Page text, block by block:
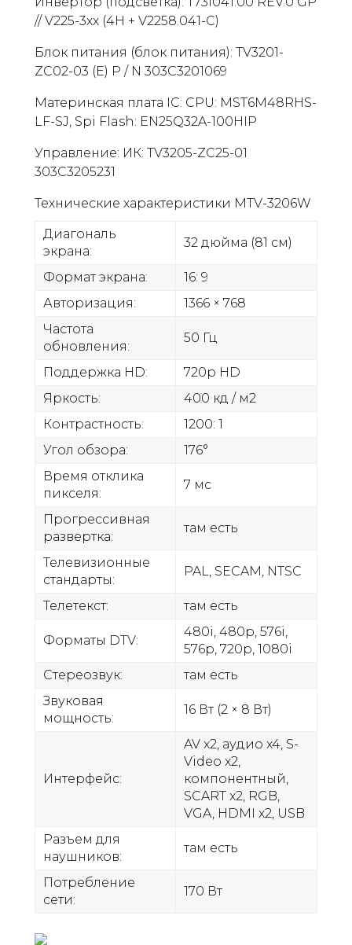
// V225-3xx (4H + V2258.041-C)
Блок питания (блок питания): TV3201-
ZC02-03 (E) P / N 303C3201069
Материнская плата IC: CPU: MST6M48RHS-
LF-SJ, Spi Flash: EN25Q32A-100HIP
Управление: ИК: TV3205-ZC25-01
303C3205231
Технические характеристики MTV-3206W
Диагональ
экрана:
32 дюйма (81 см)
Формат экрана:
16: 9
Авторизация:
1366 × 768
Частота
обновления:
50 Гц
Поддержка HD:
720p HD
Яркость:
400 кд / м2
Контрастность:
1200: 1
Угол обзора:
176°
Время отклика
пикселя:
7 мс
Прогрессивная
развертка:
там есть
Телевизионные
стандарты:
PAL, SECAM, NTSC
Телетекст: там есть
Форматы DTV:
480i, 480p, 576i,
576p, 720p, 1080i
Стереозвук:
там есть
Звуковая
мощность:
16 Вт (2 × 8 Вт)
Интерфейс:
AV x2, аудио x4, S-
Video x2,
компонентный,
SCART x2, RGB,
VGA, HDMI x2, USB
Разъем для
наушников:
там есть
Потребление
сети:
170 Вт